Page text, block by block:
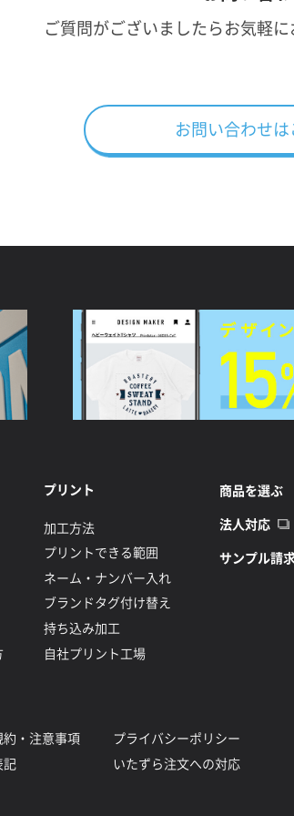
ご質問がございましたらお気軽
お問い合わせは
プリント
加工方法
プリントできる範囲
ネーム・ナンバー入れ
ブランドタグ付け替え
持ち込み加工
自社プリント工場
商品を選ぶ
法人対応
サンプル請
約・注意事項
記
プライバシーポリシー
いたずら注文への対応